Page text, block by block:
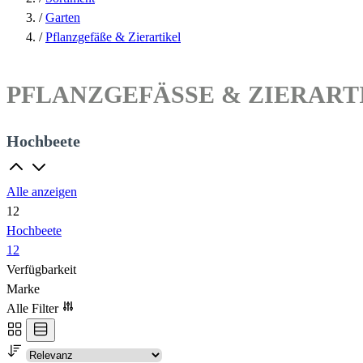
/ Garten
/ Pflanzgefäße & Zierartikel
PFLANZGEFÄSSE &
Hochbeete
Alle anzeigen
12
Hochbeete
12
Verfügbarkeit
Marke
Alle Filter